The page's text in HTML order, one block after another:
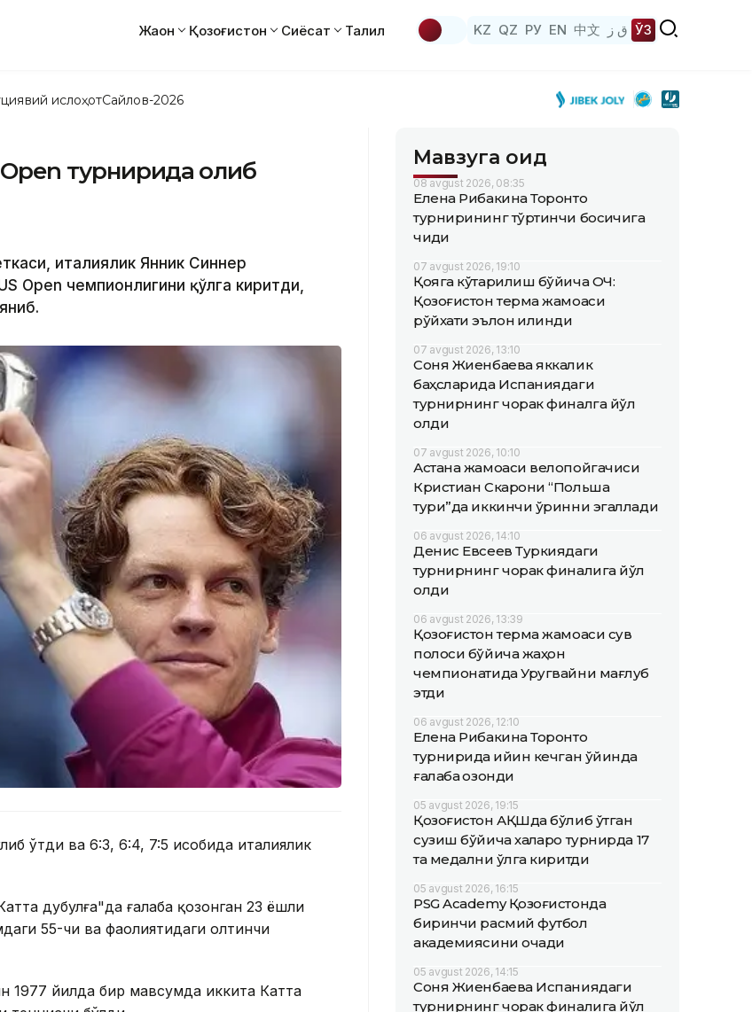
Жаҳон Қозоғистон Сиёсат Таҳлил KZ QZ РУ EN 中文 ق ز ЎЗ
ислоҳотСайлов-2026
турнирида ғолиб
италиялик Янник Синнер
Open чемпионлигини қўлга киритди,
ўтди ва 6:3, 6:4, 7:5 ҳисобида италиялик
дубулға"да ғалаба қозонган 23 ёшли
55-чи ва фаолиятидаги олтинчи
1977 йилда бир мавсумда иккита Катта
Мавзуга оид
08 avgust 2026, 08:35
Елена Рибакина Торонто
турнирининг тўртинчи босқичига
чиқди
07 avgust 2026, 19:10
Қояга кўтарилиш бўйича ОЧ:
Қозоғистон терма жамоаси
рўйхати эълон қилинди
07 avgust 2026, 13:10
Соня Жиенбаева яккалик
баҳсларида Испаниядаги
турнирнинг чорак финалга йўл
олди
07 avgust 2026, 10:10
Астана жамоаси велопойгачиси
Кристиан Скарони “Польша
тури”да иккинчи ўринни эгаллади
06 avgust 2026, 14:10
Денис Евсеев Туркиядаги
турнирнинг чорак финалига йўл
олди
06 avgust 2026, 13:39
Қозоғистон терма жамоаси сув
полоси бўйича жаҳон
чемпионатида Уругвайни мағлуб
этди
06 avgust 2026, 12:10
Елена Рибакина Торонто
турнирида қийин кечган ўйинда
ғалаба қозонди
05 avgust 2026, 19:15
Қозоғистон АҚШда бўлиб ўтган
сузиш бўйича халқаро турнирда 17
та медални қўлга киритди
05 avgust 2026, 16:15
PSG Academy Қозоғистонда
биринчи расмий футбол
академиясини очади
05 avgust 2026, 14:15
Соня Жиенбаева Испаниядаги
турнирнинг чорак финалига йўл